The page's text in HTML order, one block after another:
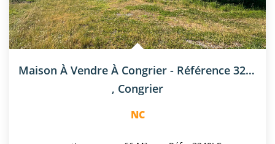
Maison À Vendre À Congrier - Référence 3240LC
, Congrier
NC